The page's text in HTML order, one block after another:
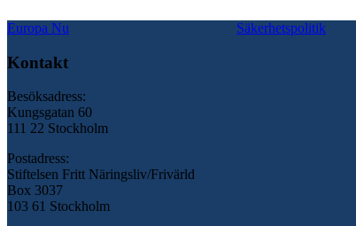
Europa Nu Säkerhetspolitik
Kontakt
Besöksadress:
Kungsgatan 60
111 22 Stockholm
Postadress:
Stiftelsen Fritt Näringsliv/Frivärld
Box 3037
103 61 Stockholm